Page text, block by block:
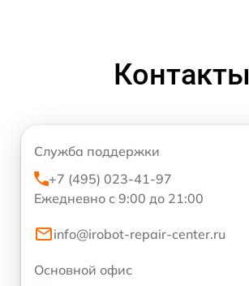
Контакты
Служба поддержки
+7 (495) 023-41-97
Ежедневно с 9:00 до 21:00
info@irobot-repair-center.ru
Основной офис